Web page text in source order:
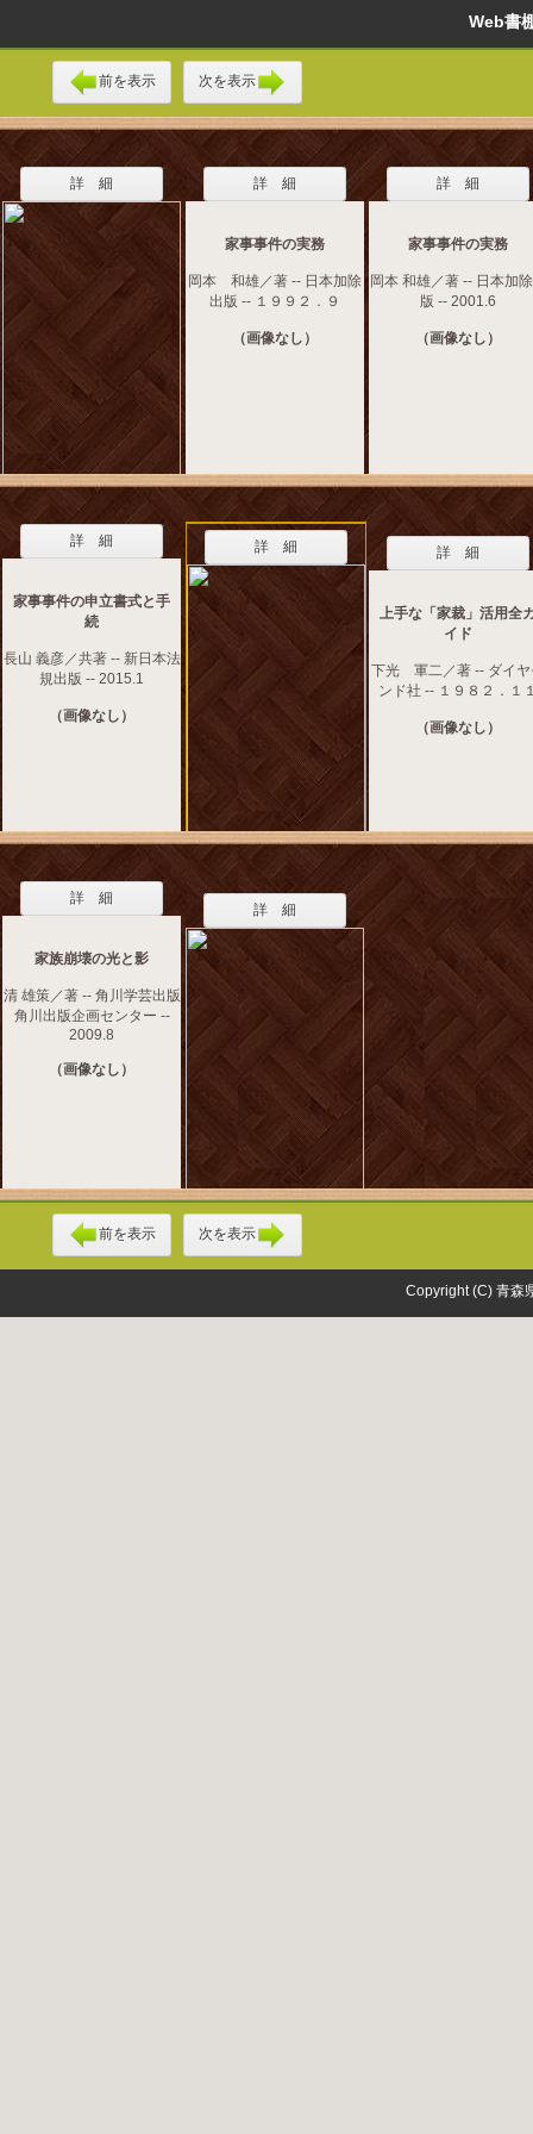
Web
前を表示 次を表示
詳 細 詳 細
家事事件の実務
岡本 和雄／著 -- 日本加除
出版 -- １９９２．９
（画像なし）
詳 細
家事事件の実務
岡本 和雄／著 -- 日本加
版 -- 2001.6
（画像なし）
詳 細
家事事件の申立書式と手
続
長山 義彦／共著 -- 新日本法
規出版 -- 2015.1
（画像なし）
詳 細 詳 細
上手な「家裁」活用全
イド
下光 軍二／著 -- ダイヤ
ンド社 -- １９８２．１
（画像なし）
詳 細
家族崩壊の光と影
清 雄策／著 -- 角川学芸出版
角川出版企画センター --
2009.8
（画像なし）
詳 細
前を表示 次を表示
Copyright (C) 青森